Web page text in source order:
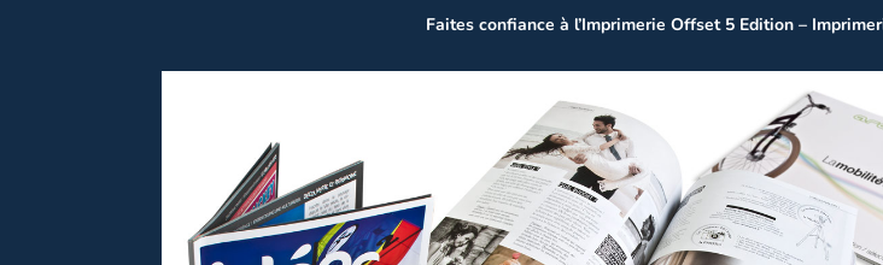
Faites confiance à l’Imprimerie Offset 5 Edition –